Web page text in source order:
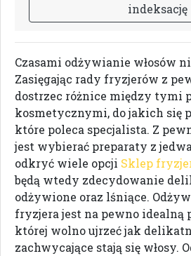
indeksację
Czasami odżywianie włosów
Zasięgając rady fryzjerów z
dostrzec różnice między tymi
kosmetycznymi, do jakich się
które poleca specjalista. Z
jest wybierać preparaty z
odkryć wiele opcji Sklep
będą wtedy zdecydowanie
odżywione oraz lśniące.
fryzjera jest na pewno idealną
której wolno ujrzeć jak
zachwycające stają się włosy.